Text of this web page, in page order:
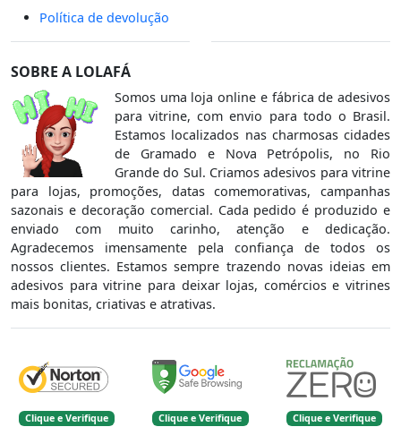
Política de devolução
SOBRE A LOLAFÁ
Somos uma loja online e fábrica de adesivos
para vitrine, com envio para todo o Brasil.
Estamos localizados nas charmosas cidades
de Gramado e Nova Petrópolis, no Rio
Grande do Sul. Criamos adesivos para vitrine
para lojas, promoções, datas comemorativas, campanhas
sazonais e decoração comercial. Cada pedido é produzido e
enviado com muito carinho, atenção e dedicação.
Agradecemos imensamente pela confiança de todos os
nossos clientes. Estamos sempre trazendo novas ideias em
adesivos para vitrine para deixar lojas, comércios e vitrines
mais bonitas, criativas e atrativas.
Clique e Verifique Clique e Verifique Clique e Verifique